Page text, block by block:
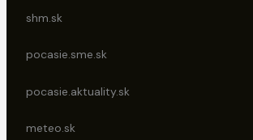
shm.sk
pocasie.sme.sk
pocasie.aktuality.sk
meteo.sk